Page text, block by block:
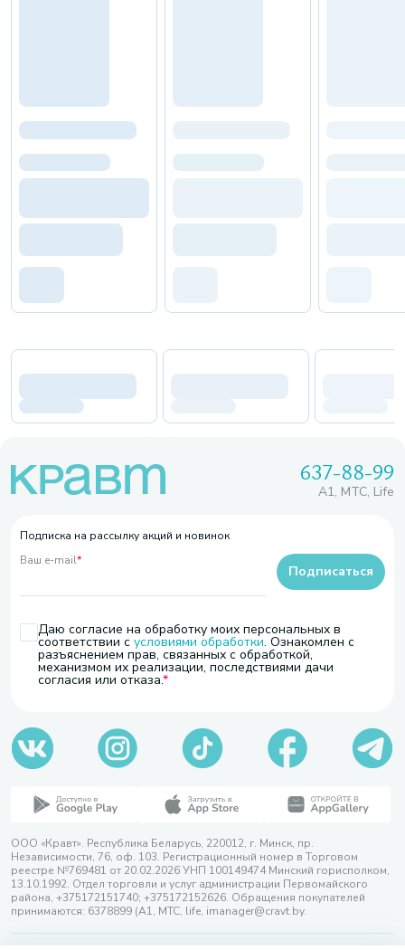
637-88-99
A1, МТС, Life
Подписка на рассылку акций и новинок
Ваш e-mail*
Даю согласие на обработку моих персональных в
соответствии с условиями обработки. Ознакомлен с
разъяснением прав, связанных с обработкой,
механизмом их реализации, последствиями дачи
согласия или отказа.
Подписаться
ООО «Кравт». Республика Беларусь, 220012, г. Минск, пр.
Независимости, 76, оф. 103. Регистрационный номер в Торговом
реестре №769481 от 20.02.2026 УНП 100149474 Минский горисполком,
13.10.1992. Отдел торговли и услуг администрации Первомайского
района, +375172151740; +375172152626. Обращения покупателей
принимаются: 6378899 (А1, МТС, life, imanager@cravt.by.